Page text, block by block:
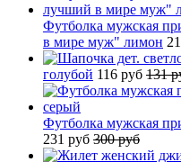
Футболка мужская
в мире муж" лимон
голубой 116 руб 131
Футболка мужская
231 руб 300 руб